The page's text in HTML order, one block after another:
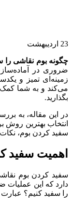
23 اردیبهشت
چگونه بوم نقاشی را
ضروری در
زمینه‌ای تمیز و
می‌کند و به شما کمک
بگذارید.
در این مقاله، به
انتخاب بهترین روش
سفید کردن بوم،
اهمیت سفید
سفید کردن بوم
دارد که این عملیات
را سفید کنیم؟ عبارت